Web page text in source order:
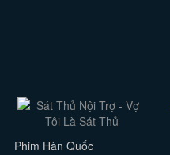
Phim Hàn Quốc